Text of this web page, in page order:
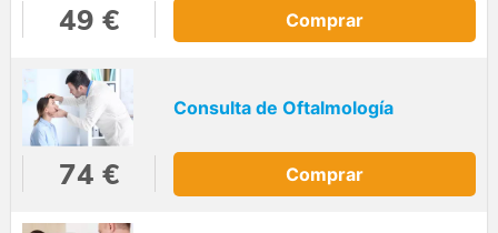
49 € Comprar
Consulta de Oftalmología
74 € Comprar